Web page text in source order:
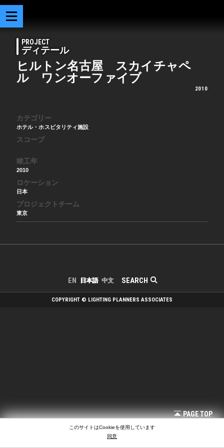
PROJECT
ディテール
ヒルトン名古屋 スカイチャペ
ル ワンオーファイブ
2010
カテゴリー
ホテル・ホスピタリティ施設
スコープ
竣工年
2010
ロケーション
日本
プロジェクトチーム
東京
SEARCH
EN 日本語 中文
PAGE TOP
COPYRIGHT © LIGHTING PLANNERS ASSOCIATES
このサイトはCookieを使用しています
同意